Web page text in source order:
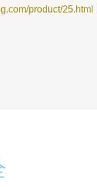
product/25.html